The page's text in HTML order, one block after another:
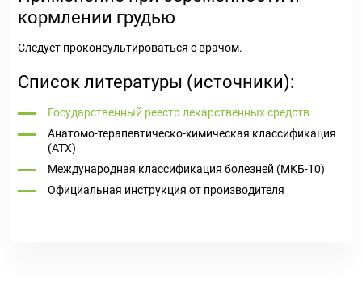
кормлении грудью
Следует проконсультироваться с врачом.
Список литературы (источники):
Государственный реестр лекарственных средств
Анатомо-терапевтическо-химическая классификация
(ATX)
Международная классификация болезней (МКБ-10)
Официальная инструкция от производителя